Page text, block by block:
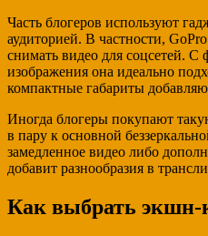
Часть блогеров используют
аудиторией. В частности,
снимать видео для соцсетей. С
изображения она идеально
компактные габариты
Иногда блогеры покупают
в пару к основной
замедленное видео либо
добавит разнообразия в
Как выбрать экшн-